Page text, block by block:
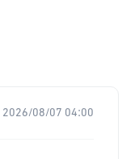
2026/08/07 04:00